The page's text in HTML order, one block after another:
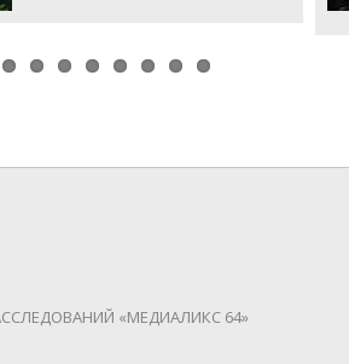
«МЕДИАЛИКС 64»